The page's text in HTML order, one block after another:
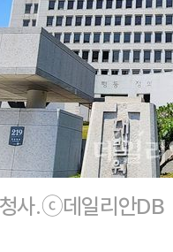
사.ⓒ데일리안DB